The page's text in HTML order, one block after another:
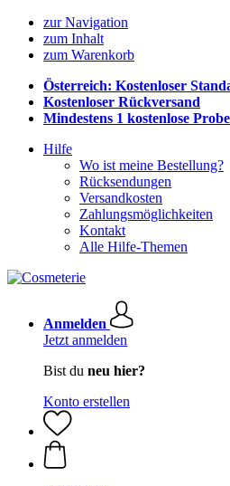
zur Navigation
zum Inhalt
zum Warenkorb
Österreich: Kostenloser
Kostenloser Rückversand
Mindestens 1 kostenlose Probe
Hilfe
Wo ist meine Bestellung?
Rücksendungen
Versandkosten
Zahlungsmöglichkeiten
Kontakt
Alle Hilfe-Themen
Anmelden
Jetzt anmelden
Bist du neu hier?
Konto erstellen